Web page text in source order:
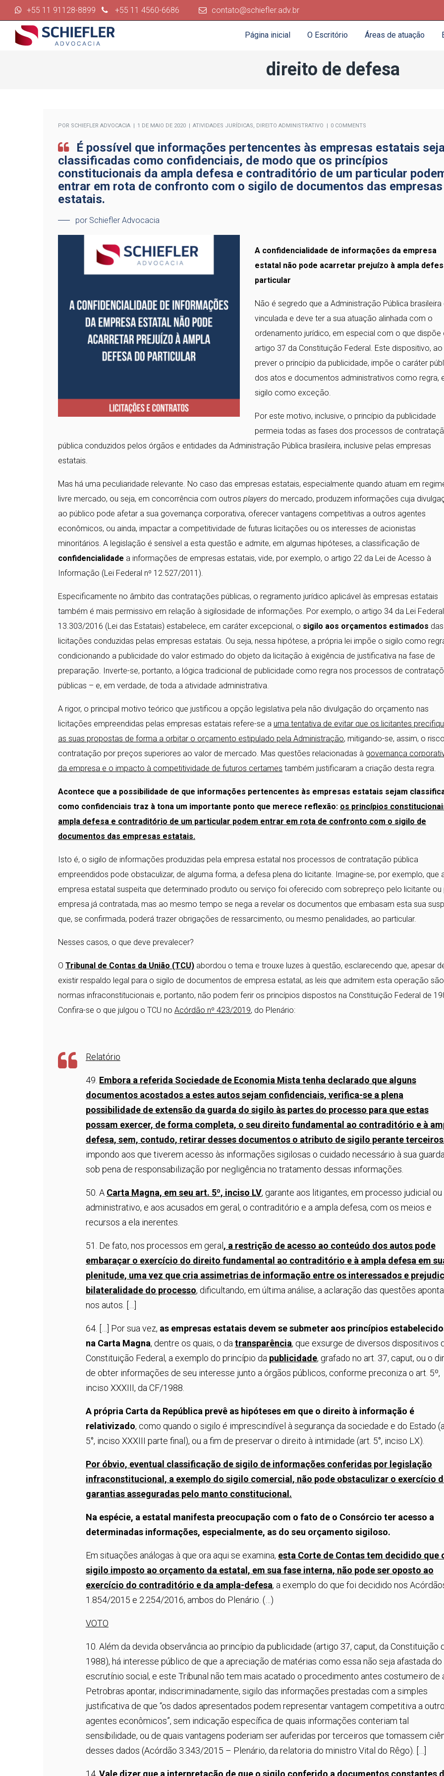
+55 11 91128-8899 +55 11 4560-6686 contato@schiefler.adv.br
Página inicial O Escritório Áreas de atuação
direito de defesa
POR SCHIEFLER ADVOCACIA 1 DE MAIO DE 2020 ATIVIDADES JURÍDICAS, DIREITO ADMINISTRATIVO 0 COMMENTS
É possível que informações pertencentes às empresas estatais
classificadas como confidenciais, de modo que os princípios
constitucionais da ampla defesa e contraditório de um particular
entrar em rota de confronto com o sigilo de documentos das empresas
estatais.
por Schiefler Advocacia
A confidencialidade de informações da empresa
estatal não pode acarretar prejuízo à ampla
particular
Não é segredo que a Administração Pública brasileira
vinculada e deve ter a sua atuação alinhada com o
ordenamento jurídico, em especial com o que dispõe
artigo 37 da Constituição Federal. Este dispositivo, ao
prever o princípio da publicidade, impõe o caráter
dos atos e documentos administrativos como regra,
sigilo como exceção.
Por este motivo, inclusive, o princípio da publicidade
permeia todas as fases dos processos de
pública conduzidos pelos órgãos e entidades da Administração Pública brasileira, inclusive pelas empresas
estatais.
Mas há uma peculiaridade relevante. No caso das empresas estatais, especialmente quando atuam em
livre mercado, ou seja, em concorrência com outros players do mercado, produzem informações cuja
ao público pode afetar a sua governança corporativa, oferecer vantagens competitivas a outros agentes
econômicos, ou ainda, impactar a competitividade de futuras licitações ou os interesses de acionistas
minoritários. A legislação é sensível a esta questão e admite, em algumas hipóteses, a classificação de
confidencialidade a informações de empresas estatais, vide, por exemplo, o artigo 22 da Lei de Acesso à
Informação (Lei Federal nº 12.527/2011).
Especificamente no âmbito das contratações públicas, o regramento jurídico aplicável às empresas estatais
também é mais permissivo em relação à sigilosidade de informações. Por exemplo, o artigo 34 da Lei Federal
13.303/2016 (Lei das Estatais) estabelece, em caráter excepcional, o sigilo aos orçamentos estimados das
licitações conduzidas pelas empresas estatais. Ou seja, nessa hipótese, a própria lei impõe o sigilo como
condicionando a publicidade do valor estimado do objeto da licitação à exigência de justificativa na fase de
preparação. Inverte-se, portanto, a lógica tradicional de publicidade como regra nos processos de
públicas – e, em verdade, de toda a atividade administrativa.
A rigor, o principal motivo teórico que justificou a opção legislativa pela não divulgação do orçamento nas
licitações empreendidas pelas empresas estatais refere-se a uma tentativa de evitar que os licitantes
as suas propostas de forma a orbitar o orçamento estipulado pela Administração, mitigando-se, assim, o
contratação por preços superiores ao valor de mercado. Mas questões relacionadas à governança
da empresa e o impacto à competitividade de futuros certames também justificaram a criação desta regra.
Acontece que a possibilidade de que informações pertencentes às empresas estatais sejam
como confidenciais traz à tona um importante ponto que merece reflexão: os princípios
ampla defesa e contraditório de um particular podem entrar em rota de confronto com o sigilo de
documentos das empresas estatais.
Isto é, o sigilo de informações produzidas pela empresa estatal nos processos de contratação pública
empreendidos pode obstaculizar, de alguma forma, a defesa plena do licitante. Imagine-se, por exemplo, que
empresa estatal suspeita que determinado produto ou serviço foi oferecido com sobrepreço pelo licitante ou
empresa já contratada, mas ao mesmo tempo se nega a revelar os documentos que embasam esta sua
que, se confirmada, poderá trazer obrigações de ressarcimento, ou mesmo penalidades, ao particular.
Nesses casos, o que deve prevalecer?
O Tribunal de Contas da União (TCU) abordou o tema e trouxe luzes à questão, esclarecendo que, apesar
existir respaldo legal para o sigilo de documentos de empresa estatal, as leis que admitem esta operação são
normas infraconstitucionais e, portanto, não podem ferir os princípios dispostos na Constituição Federal de
Confira-se o que julgou o TCU no Acórdão nº 423/2019, do Plenário:
Relatório
49. Embora a referida Sociedade de Economia Mista tenha declarado que alguns
documentos acostados a estes autos sejam confidenciais, verifica-se a plena
possibilidade de extensão da guarda do sigilo às partes do processo para que estas
possam exercer, de forma completa, o seu direito fundamental ao contraditório e à
defesa, sem, contudo, retirar desses documentos o atributo de sigilo perante terceiros,
impondo aos que tiverem acesso às informações sigilosas o cuidado necessário à sua
sob pena de responsabilização por negligência no tratamento dessas informações.
50. A Carta Magna, em seu art. 5º, inciso LV, garante aos litigantes, em processo judicial ou
administrativo, e aos acusados em geral, o contraditório e a ampla defesa, com os meios e
recursos a ela inerentes.
51. De fato, nos processos em geral , a restrição de acesso ao conteúdo dos autos pode
embaraçar o exercício do direito fundamental ao contraditório e à ampla defesa em
plenitude, uma vez que cria assimetrias de informação entre os interessados e
bilateralidade do processo, dificultando, em última análise, a aclaração das questões
nos autos. […]
64. […] Por sua vez, as empresas estatais devem se submeter aos princípios
na Carta Magna, dentre os quais, o da transparência, que exsurge de diversos dispositivos
Constituição Federal, a exemplo do princípio da publicidade, grafado no art. 37, caput, ou o
de obter informações de seu interesse junto a órgãos públicos, conforme preconiza o art. 5º,
inciso XXXIII, da CF/1988.
A própria Carta da República prevê as hipóteses em que o direito à informação é
relativizado, como quando o sigilo é imprescindível à segurança da sociedade e do Estado
5°, inciso XXXIII parte final), ou a fim de preservar o direito à intimidade (art. 5°, inciso LX).
Por óbvio, eventual classificação de sigilo de informações conferidas por legislação
infraconstitucional, a exemplo do sigilo comercial, não pode obstaculizar o exercício
garantias asseguradas pelo manto constitucional.
Na espécie, a estatal manifesta preocupação com o fato de o Consórcio ter acesso a
determinadas informações, especialmente, as do seu orçamento sigiloso.
Em situações análogas à que ora aqui se examina, esta Corte de Contas tem decidido que
sigilo imposto ao orçamento da estatal, em sua fase interna, não pode ser oposto ao
exercício do contraditório e da ampla-defesa, a exemplo do que foi decidido nos
1.854/2015 e 2.254/2016, ambos do Plenário. (…)
VOTO
10. Além da devida observância ao princípio da publicidade (artigo 37, caput, da Constituição
1988), há interesse público de que a apreciação de matérias como essa não seja afastada do
escrutínio social, e este Tribunal não tem mais acatado o procedimento antes costumeiro de
Petrobras apontar, indiscriminadamente, sigilo das informações prestadas com a simples
justificativa de que “os dados apresentados podem representar vantagem competitiva a
agentes econômicos”, sem indicação específica de quais informações conteriam tal
sensibilidade, ou de quais vantagens poderiam ser auferidas por terceiros que tomassem
desses dados (Acórdão 3.343/2015 – Plenário, da relatoria do ministro Vital do Rêgo). […]
14. Vale dizer que a interpretação de que o sigilo conferido a documentos constantes